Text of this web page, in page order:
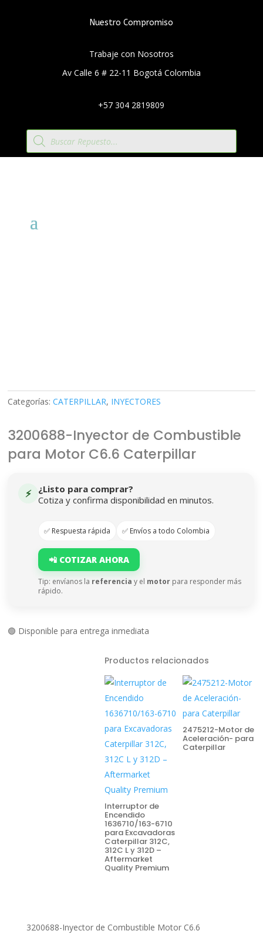
Nuestro Compromiso
Trabaje con Nosotros
Av Calle 6 # 22-11 Bogotá Colombia
+57 304 2819809
Búsqueda
de
productos
Categorías:CATERPILLAR, INYECTORES
3200688-Inyector de Combustible
para Motor C6.6 Caterpillar
⚡
¿Listo para comprar?
Cotiza y confirma disponibilidad en minutos.
✅ Respuesta rápida ✅ Envíos a todo Colombia
📲 COTIZAR AHORA
Tip: envíanos la referencia y el motor para responder más
rápido.
🟢 Disponible para entrega inmediata
Productos relacionados
Interruptor de
Encendido
1636710/163-6710
para Excavadoras
Caterpillar 312C,
312C L y 312D –
Aftermarket
Quality Premium
2475212-Motor de
Aceleración- para
Caterpillar
3200688-Inyector de Combustible Motor C6.6